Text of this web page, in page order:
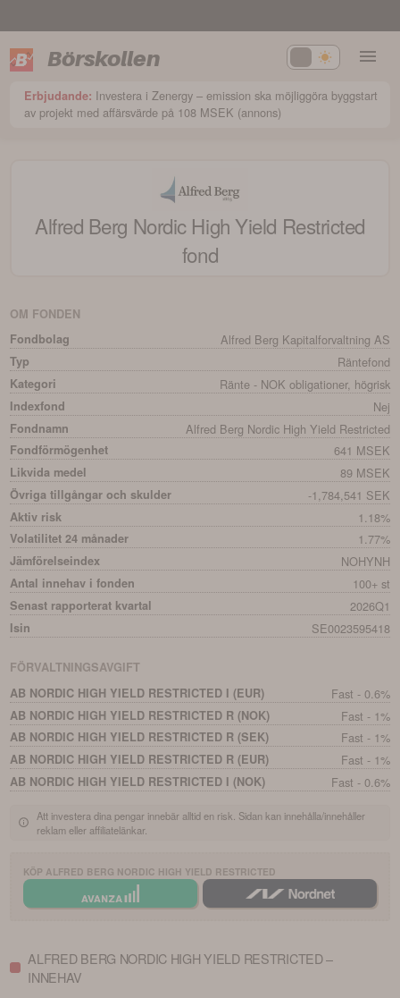
Börskollen
Erbjudande: Investera i Zenergy – emission ska möjliggöra byggstart
av projekt med affärsvärde på 108 MSEK (annons)
Alfred Berg Nordic High Yield Restricted
fond
OM FONDEN
Fondbolag
Alfred Berg Kapitalforvaltning AS
Typ Räntefond
Kategori Ränte - NOK obligationer, högrisk
Indexfond Nej
Fondnamn Alfred Berg Nordic High Yield Restricted
Fondförmögenhet 641 MSEK
Likvida medel 89 MSEK
Övriga tillgångar och skulder -1,784,541 SEK
Aktiv risk 1.18%
Volatilitet 24 månader 1.77%
Jämförelseindex NOHYNH
Antal innehav i fonden 100+ st
Senast rapporterat kvartal 2026Q1
Isin SE0023595418
FÖRVALTNINGSAVGIFT
AB NORDIC HIGH YIELD RESTRICTED I (EUR)
Fast - 0.6%
AB NORDIC HIGH YIELD RESTRICTED R (NOK) Fast - 1%
AB NORDIC HIGH YIELD RESTRICTED R (SEK) Fast - 1%
AB NORDIC HIGH YIELD RESTRICTED R (EUR) Fast - 1%
AB NORDIC HIGH YIELD RESTRICTED I (NOK) Fast - 0.6%
Att investera dina pengar innebär alltid en risk. Sidan kan innehålla/innehåller
reklam eller affiliatelänkar.
KÖP ALFRED BERG NORDIC HIGH YIELD RESTRICTED
ALFRED BERG NORDIC HIGH YIELD RESTRICTED –
INNEHAV